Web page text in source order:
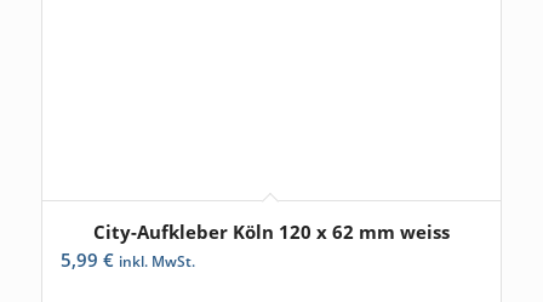
City-Aufkleber Köln 120 x 62 mm weiss
5,99 € inkl. MwSt.